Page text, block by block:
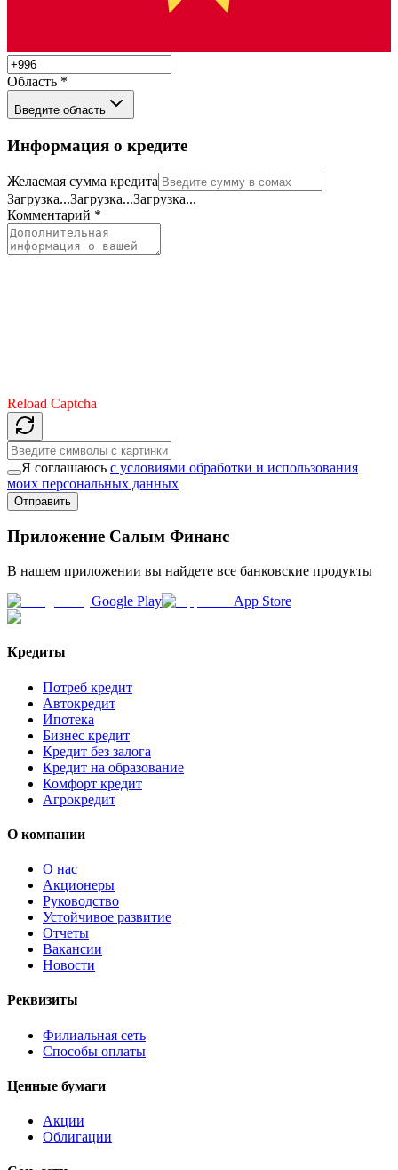
Область *
Введите область
Информация о кредите
Желаемая сумма кредита
Загрузка...Загрузка...Загрузка...
Комментарий *
Reload Captcha
Я соглашаюсь с условиями обработки и использования
моих персональных данных
Отправить
Приложение Салым Финанс
В нашем приложении вы найдете все банковские продукты
Google Play
App Store
Кредиты
Потреб кредит
Автокредит
Ипотека
Бизнес кредит
Кредит без залога
Кредит на образование
Комфорт кредит
Агрокредит
О компании
О нас
Акционеры
Руководство
Устойчивое развитие
Отчеты
Вакансии
Новости
Реквизиты
Филиальная сеть
Способы оплаты
Ценные бумаги
Акции
Облигации